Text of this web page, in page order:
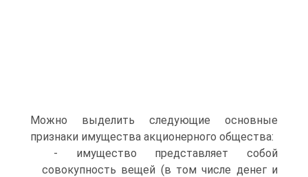
Можно выделить следующие основные
признаки имущества акционерного общества:
- имущество представляет собой
совокупность вещей (в том числе денег и